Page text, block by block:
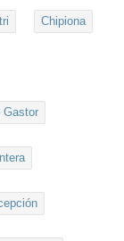
Chipiona
Gastor